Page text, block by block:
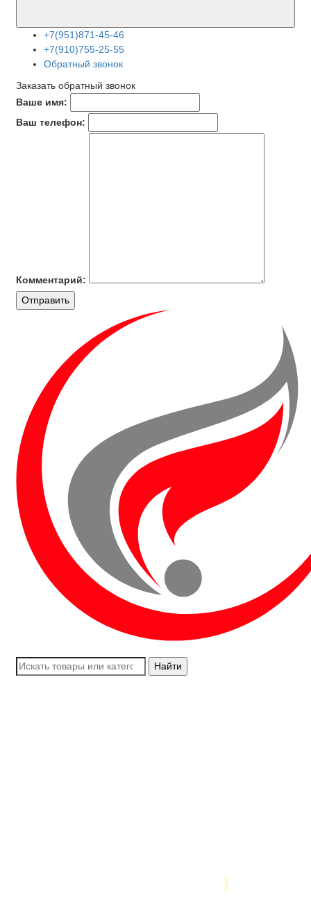
+7(951)871-45-46
+7(910)755-25-55
Обратный звонок
Заказать обратный звонок
Ваше имя:
Ваш телефон:
Комментарий:
Отправить
Найти